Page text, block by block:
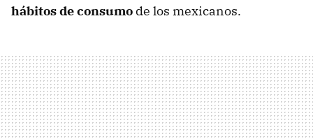
hábitos de consumo de los mexicanos.